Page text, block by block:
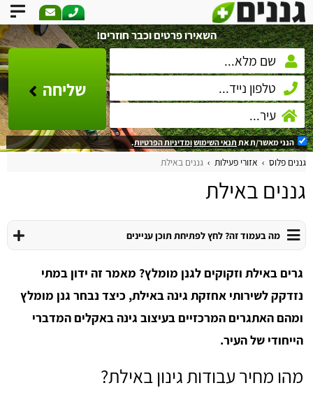
השאירו פרטים וכבר חוזרים!
שליחה
הנני מאשר/ת אתתנאי השימושומדיניות הפרטיות.
גננים פלוס אזורי פעילות גננים באילת
גננים באילת
מה בעמוד זה? לחץ לפתיחת תוכן עניינים
גרים באילת וזקוקים לגנן מומלץ? מאמר זה ידון במתי
נזדקק לשירותי אחזקת גינה באילת, כיצד נבחר גנן מומלץ
ומהם האתגרים המרכזיים בעיצוב גינה באקלים המדברי
הייחודי של העיר.
מהו מחיר עבודות גינון באילת?